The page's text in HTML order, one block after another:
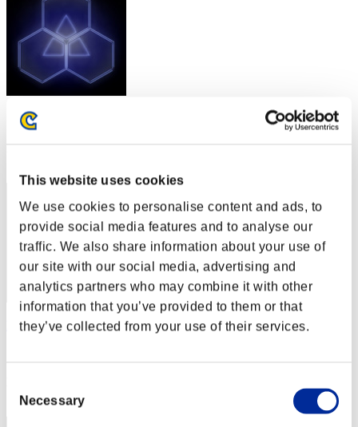
This website uses cookies
We use cookies to personalise content and ads, to
provide social media features and to analyse our
traffic. We also share information about your use of
our site with our social media, advertising and
analytics partners who may combine it with other
information that you’ve provided to them or that
they’ve collected from your use of their services.
Selection
Necessary
スコア: -
RANK
Ra
43